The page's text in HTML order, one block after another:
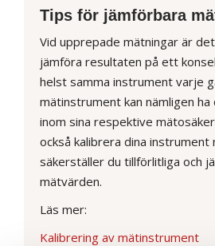
Tips för jämförbara
Vid upprepade mätningar är
jämföra resultaten på ett
helst samma instrument varje
mätinstrument kan nämligen ha
inom sina respektive
också kalibrera dina
säkerställer du tillförlitliga och
mätvärden.
Läs mer:
Kalibrering av mätinstrument